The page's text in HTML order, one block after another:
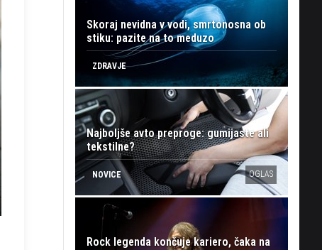
Skoraj nevidna v vodi, smrtonosna ob
stiku: pazite na to meduzo
ZDRAVJE
Najboljše avto preproge: gumijaste ali
tekstilne?
NOVICE OGLAS
Rock legenda končuje kariero, čaka na